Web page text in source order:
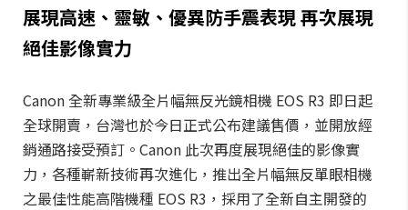
展現高速、靈敏、優異防手震表現 再次展現
絕佳影像實力
Canon 全新專業級全片幅無反光鏡相機 EOS R3 即日起
全球開賣，台灣也於今日正式公布建議售價，並開放經
銷通路接受預訂。Canon 此次再度展現絕佳的影像實
力，各種嶄新技術再次進化，推出全片幅無反單眼相機
之最佳性能高階機種 EOS R3，採用了全新自主開發的